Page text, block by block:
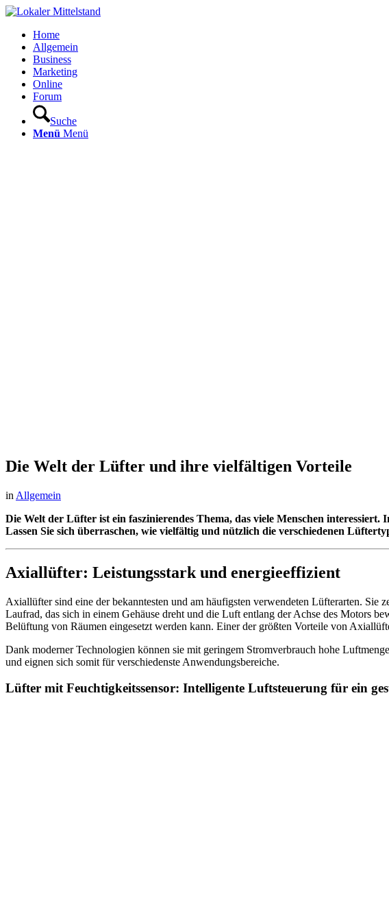
Home
Allgemein
Business
Marketing
Online
Forum
Suche
Menü Menü
Die Welt der Lüfter und ihre vielfältigen Vorteile
in Allgemein
Die Welt der Lüfter ist ein faszinierendes Thema, das viele Menschen
Lassen Sie sich überraschen, wie vielfältig und nützlich die verschiedenen
Axiallüfter: Leistungsstark und energieeffizient
Axiallüfter sind eine der bekanntesten und am häufigsten verwendeten Lüfterarten.
Laufrad, das sich in einem Gehäuse dreht und die Luft entlang der Achse des Motors
Belüftung von Räumen eingesetzt werden kann. Einer der größten Vorteile von
Dank moderner Technologien können sie mit geringem Stromverbrauch hohe
und eignen sich somit für verschiedenste Anwendungsbereiche.
Lüfter mit Feuchtigkeitssensor: Intelligente Luftsteuerung für ein